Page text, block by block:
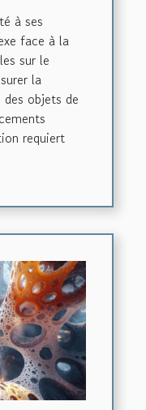
à ses
face à la
sur le
la
des objets de
requiert